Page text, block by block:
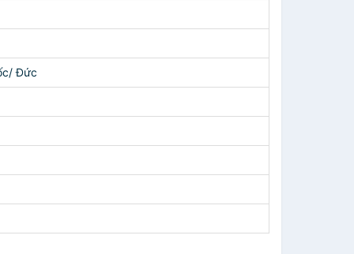
Đức